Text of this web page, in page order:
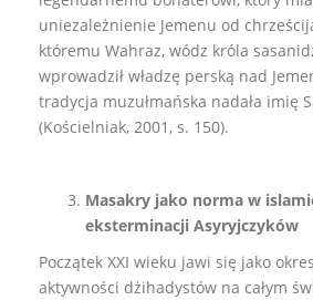
uniezależnienie Jemenu od
któremu Wahraz, wódz króla
wprowadził władzę perską nad
tradycja muzułmańska nadała imię
(Kościelniak, 2001, s. 150).
Masakry jako norma w
eksterminacji Asyryjczyków
Początek XXI wieku jawi się jako
aktywności dżihadystów na całym